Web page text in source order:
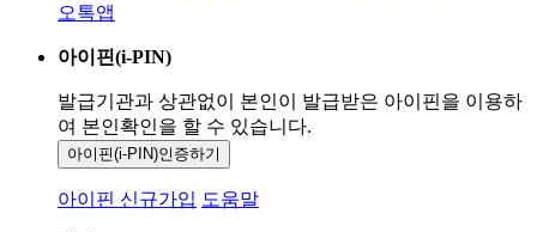
오톡앱
아이핀(i-PIN)
발급기관과 상관없이 본인이 발급받은 아이핀을 이용하
여 본인확인을 할 수 있습니다.
아이핀(i-PIN)인증하기
아이핀 신규가입 도움말